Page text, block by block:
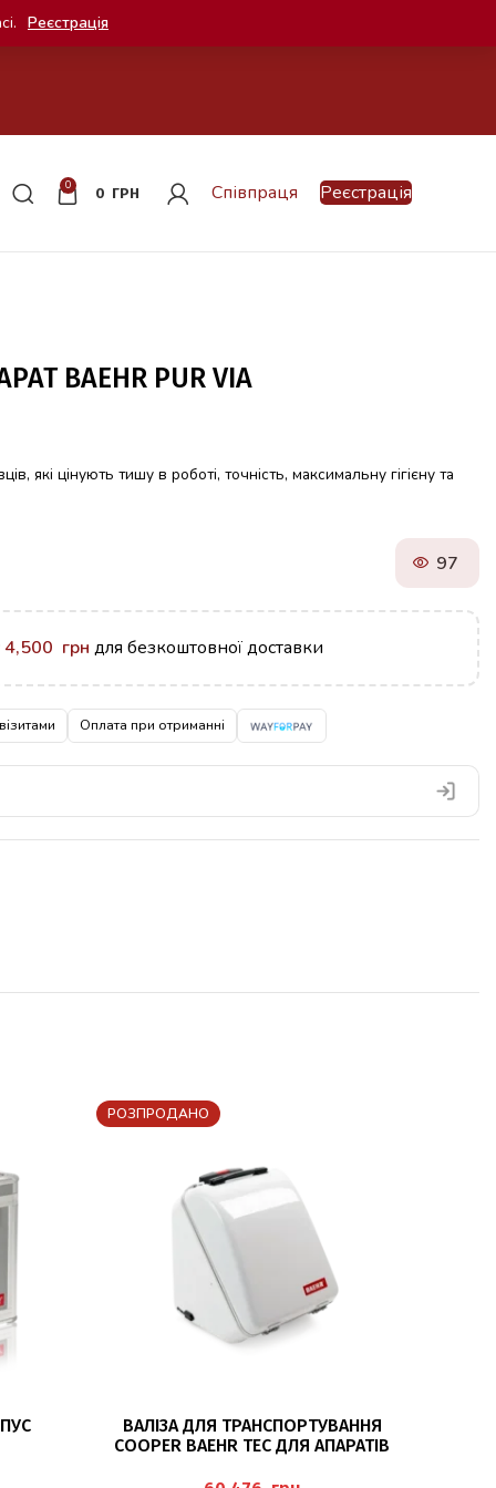
0
0 ГРН Співпраця Реєстрація
BAEHR PUR VIA
які цінують тишу в роботі, точність, максимальну гігієну та
97
4,500 грн для безкоштовної доставки
Оплата при отриманні
РОЗПРОДАНО
ЧИТАТИ ДАЛІ
ВАЛІЗА ДЛЯ ТРАНСПОРТУВАННЯ
COOPER BAEHR TEC ДЛЯ АПАРАТІВ
Реєстрація